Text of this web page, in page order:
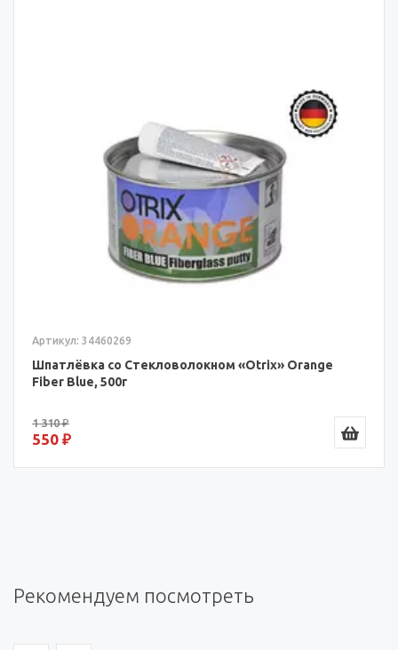
Артикул: 34460269
Шпатлёвка со Стекловолокном «Otrix» Orange
Fiber Blue, 500г
1 310 ₽
550 ₽
Рекомендуем посмотреть